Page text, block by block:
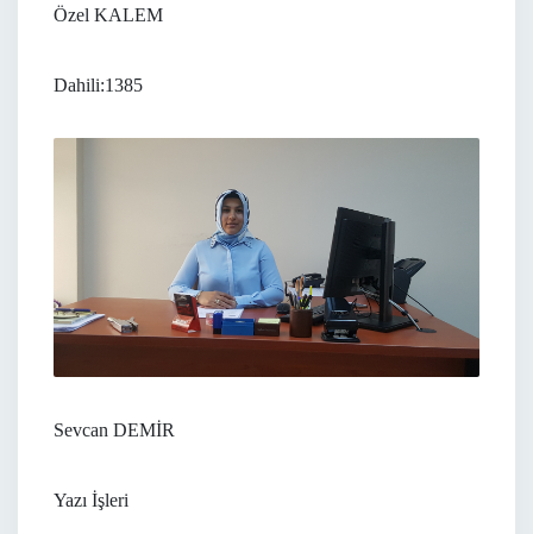
Özel KALEM
Dahili:1385
Sevcan DEMİR
Yazı İşleri